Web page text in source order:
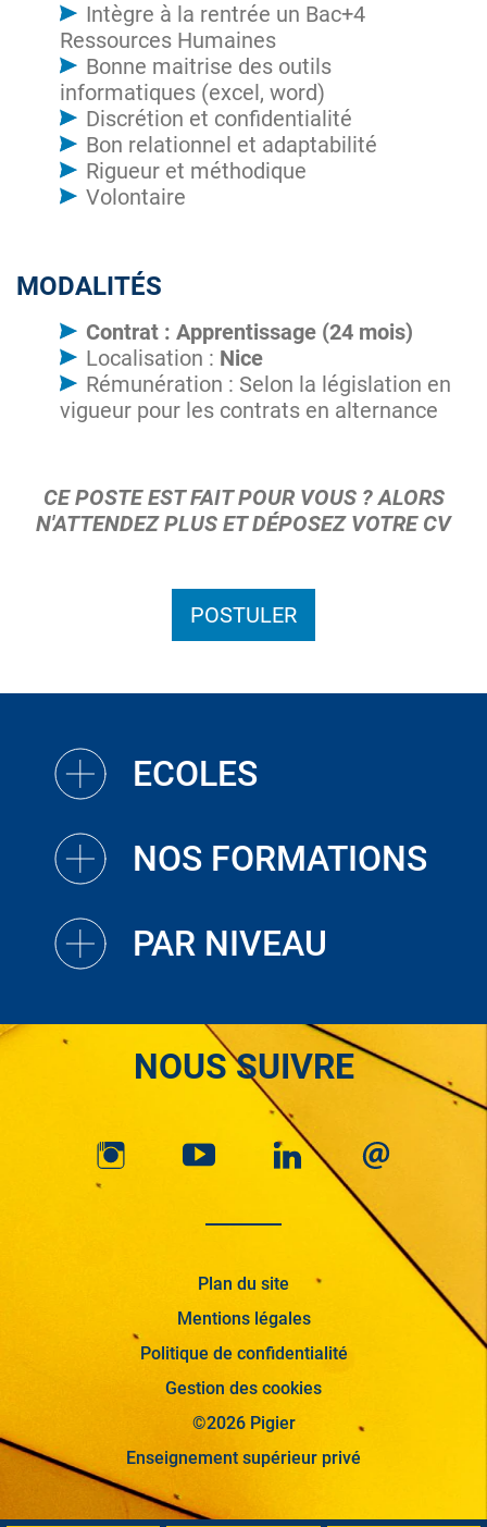
Intègre à la rentrée un Bac+4
Ressources Humaines
Bonne maitrise des outils
informatiques (excel, word)
Discrétion et confidentialité
Bon relationnel et adaptabilité
Rigueur et méthodique
Volontaire
MODALITÉS
Contrat : Apprentissage (24 mois)
Localisation : Nice
Rémunération : Selon la législation en
vigueur pour les contrats en alternance
CE POSTE EST FAIT POUR VOUS ? ALORS
N'ATTENDEZ PLUS ET DÉPOSEZ VOTRE CV
POSTULER
ECOLES
NOS FORMATIONS
PAR NIVEAU
NOUS SUIVRE
Plan du site
Mentions légales
Politique de confidentialité
Gestion des cookies
©2026 Pigier
Enseignement supérieur privé